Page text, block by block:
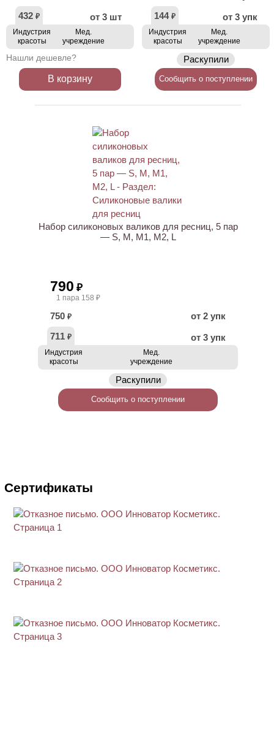
432 ₽ от 3 шт
Индустрия
красоты
Мед.
учреждение
Нашли дешевле?
В корзину
144 ₽ от 3 упк
Индустрия
красоты
Мед.
учреждение
Раскупили
Сообщить о поступлении
Набор силиконовых валиков для ресниц, 5 пар
— S, M, M1, M2, L
790 ₽
1 пара 158 ₽
750 ₽
от 2 упк
711 ₽ от 3 упк
Индустрия
красоты
Мед.
учреждение
Раскупили
Сообщить о поступлении
Сертификаты